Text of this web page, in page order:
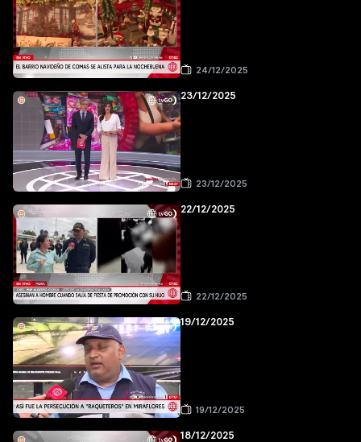
24/12/2025
23/12/2025
23/12/2025
22/12/2025
22/12/2025
19/12/2025
19/12/2025
18/12/2025